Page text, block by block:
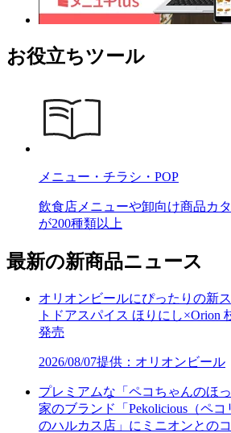
お役立ちツール
メニュー・チラシ・POP
飲食店メニューや卸向け商品カ
が200種類以上
最新の新商品ニュース
オリオンビールにぴったりの新
トドアスパイス ほりにし×Orion
発売
2026/08/07提供：オリオンビール
プレミアムな「ペコちゃんのほ
家のブランド「Pekolicious（ペ
のハルカス店」にミニオンとの